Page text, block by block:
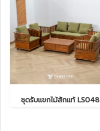
ชุดรับแขกไม้สักแท้ LS048